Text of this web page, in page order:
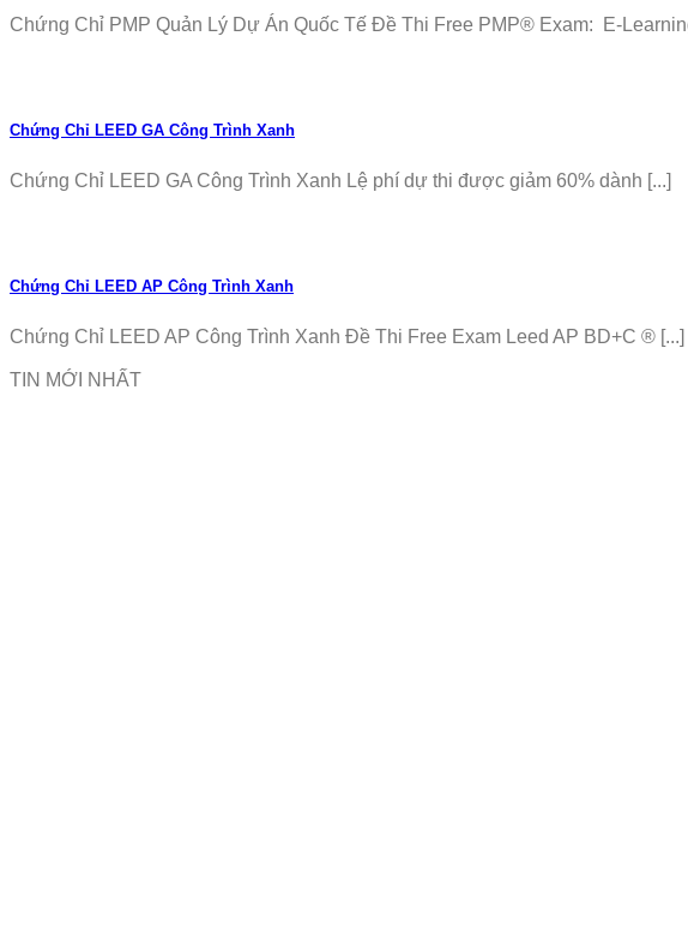
Chứng Chỉ PMP Quản Lý Dự Án Quốc Tế Đề Thi Free PMP® Exam: E-
Chứng Chỉ LEED GA Công Trình Xanh
Chứng Chỉ LEED GA Công Trình Xanh Lệ phí dự thi được giảm 60% dành [...]
Chứng Chỉ LEED AP Công Trình Xanh
Chứng Chỉ LEED AP Công Trình Xanh Đề Thi Free Exam Leed AP BD+C ® [...]
TIN MỚI NHẤT